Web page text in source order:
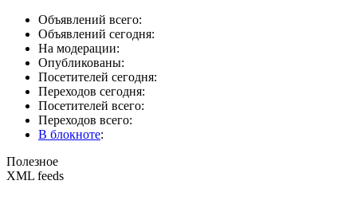
Объявлений всего:
Объявлений сегодня:
На модерации:
Опубликованы:
Посетителей сегодня:
Переходов сегодня:
Посетителей всего:
Переходов всего:
В блокноте:
Полезное
XML feeds